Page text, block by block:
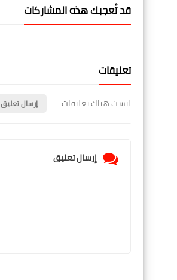
قد تُعجبك هذه المشاركات
تعليقات
ليست هناك تعليقات إرسال تعليق
إرسال تعليق